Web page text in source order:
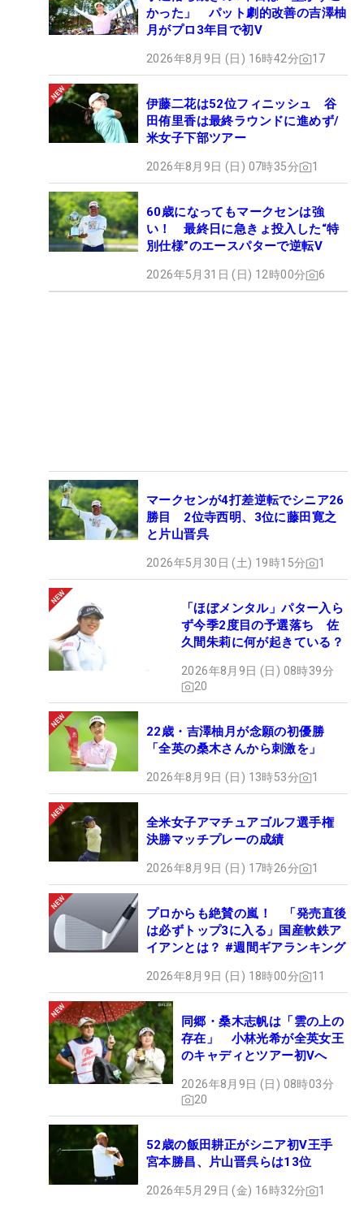
かった」 パット劇的改善の吉澤柚
月がプロ3年目で初V
2026年8月9日 (日) 16時42分 17
伊藤二花は52位フィニッシュ 谷
田侑里香は最終ラウンドに進めず/
米女子下部ツアー
2026年8月9日 (日) 07時35分 1
60歳になってもマークセンは強
い！ 最終日に急きょ投入した“特
別仕様”のエースパターで逆転V
2026年5月31日 (日) 12時00分 6
マークセンが4打差逆転でシニア26
勝目 2位寺西明、3位に藤田寛之
と片山晋呉
2026年5月30日 (土) 19時15分 1
「ほぼメンタル」パター入ら
ず今季2度目の予選落ち 佐
久間朱莉に何が起きている？
2026年8月9日 (日) 08時39分
20
22歳・吉澤柚月が念願の初優勝
「全英の桑木さんから刺激を」
2026年8月9日 (日) 13時53分 1
全米女子アマチュアゴルフ選手権
決勝マッチプレーの成績
2026年8月9日 (日) 17時26分 1
プロからも絶賛の嵐！ 「発売直後
は必ずトップ3に入る」国産軟鉄ア
イアンとは？ #週間ギアランキング
2026年8月9日 (日) 18時00分 11
同郷・桑木志帆は「雲の上の
存在」 小林光希が全英女王
のキャディとツアー初Vへ
2026年8月9日 (日) 08時03分
20
52歳の飯田耕正がシニア初V王手
宮本勝昌、片山晋呉らは13位
2026年5月29日 (金) 16時32分 1